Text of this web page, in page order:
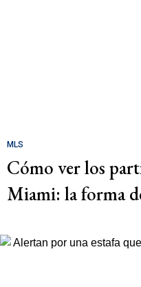
MLS
Cómo ver los
Miami: la forma